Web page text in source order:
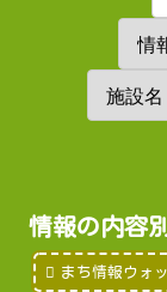
情報の内容
まち情報ウォ